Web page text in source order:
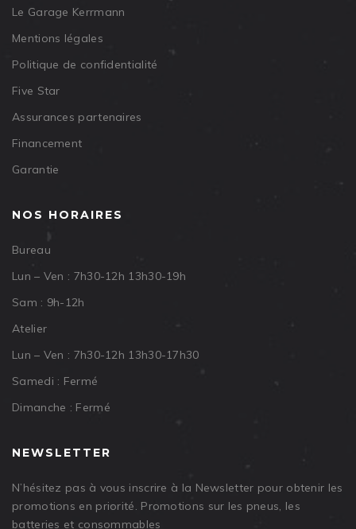
Le Garage Kerrmann
Mentions légales
Politique de confidentialité
Five Star
Assurances partenaires
Financement
Garantie
NOS HORAIRES
Bureau
Lun – Ven : 7h30-12h 13h30-19h
Sam : 9h-12h
Atelier
Lun – Ven : 7h30-12h 13h30-17h30
Samedi : Fermé
Dimanche : Fermé
NEWSLETTER
N’hésitez pas à vous inscrire à la Newsletter pour obtenir les
promotions en priorité. Promotions sur les pneus, les
batteries et consommables